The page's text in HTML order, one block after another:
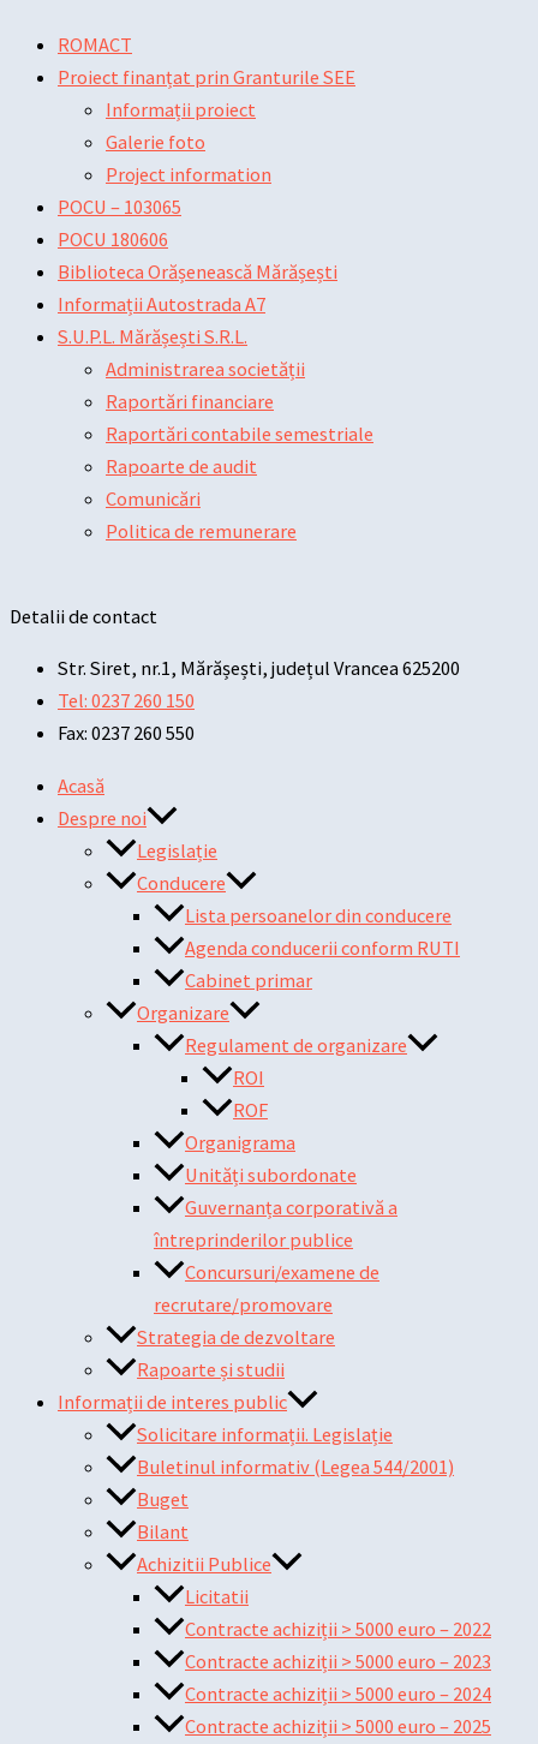
content
Menu
ROMACT
Proiect finanțat prin Granturile SEE
Informații proiect
Galerie foto
Project information
POCU – 103065
POCU 180606
Biblioteca Orășenească Mărășești
Informații Autostrada A7
S.U.P.L. Mărășești S.R.L.
Administrarea societății
Raportări financiare
Raportări contabile semestriale
Rapoarte de audit
Comunicări
Politica de remunerare
Detalii de contact
Str. Siret, nr.1, Mărășești, județul Vrancea 625200
Tel: 0237 260 150
Fax: 0237 260 550
Acasă
Despre noi
Legislație
Conducere
Lista persoanelor din conducere
Agenda conducerii conform RUTI
Cabinet primar
Organizare
Regulament de organizare
ROI
ROF
Organigrama
Unități subordonate
Guvernanța corporativă a
întreprinderilor publice
Concursuri/examene de
recrutare/promovare
Strategia de dezvoltare
Rapoarte și studii
Informații de interes public
Solicitare informații. Legislație
Buletinul informativ (Legea 544/2001)
Buget
Bilant
Achizitii Publice
Licitatii
Contracte achiziții > 5000 euro – 2022
Contracte achiziții > 5000 euro – 2023
Contracte achiziții > 5000 euro – 2024
Contracte achiziții > 5000 euro – 2025
Menunavigation